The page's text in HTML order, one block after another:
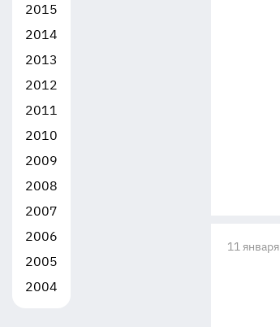
2015
2014
2013
2012
2011
2010
2009
2008
2007
2006
2005
2004
11 января